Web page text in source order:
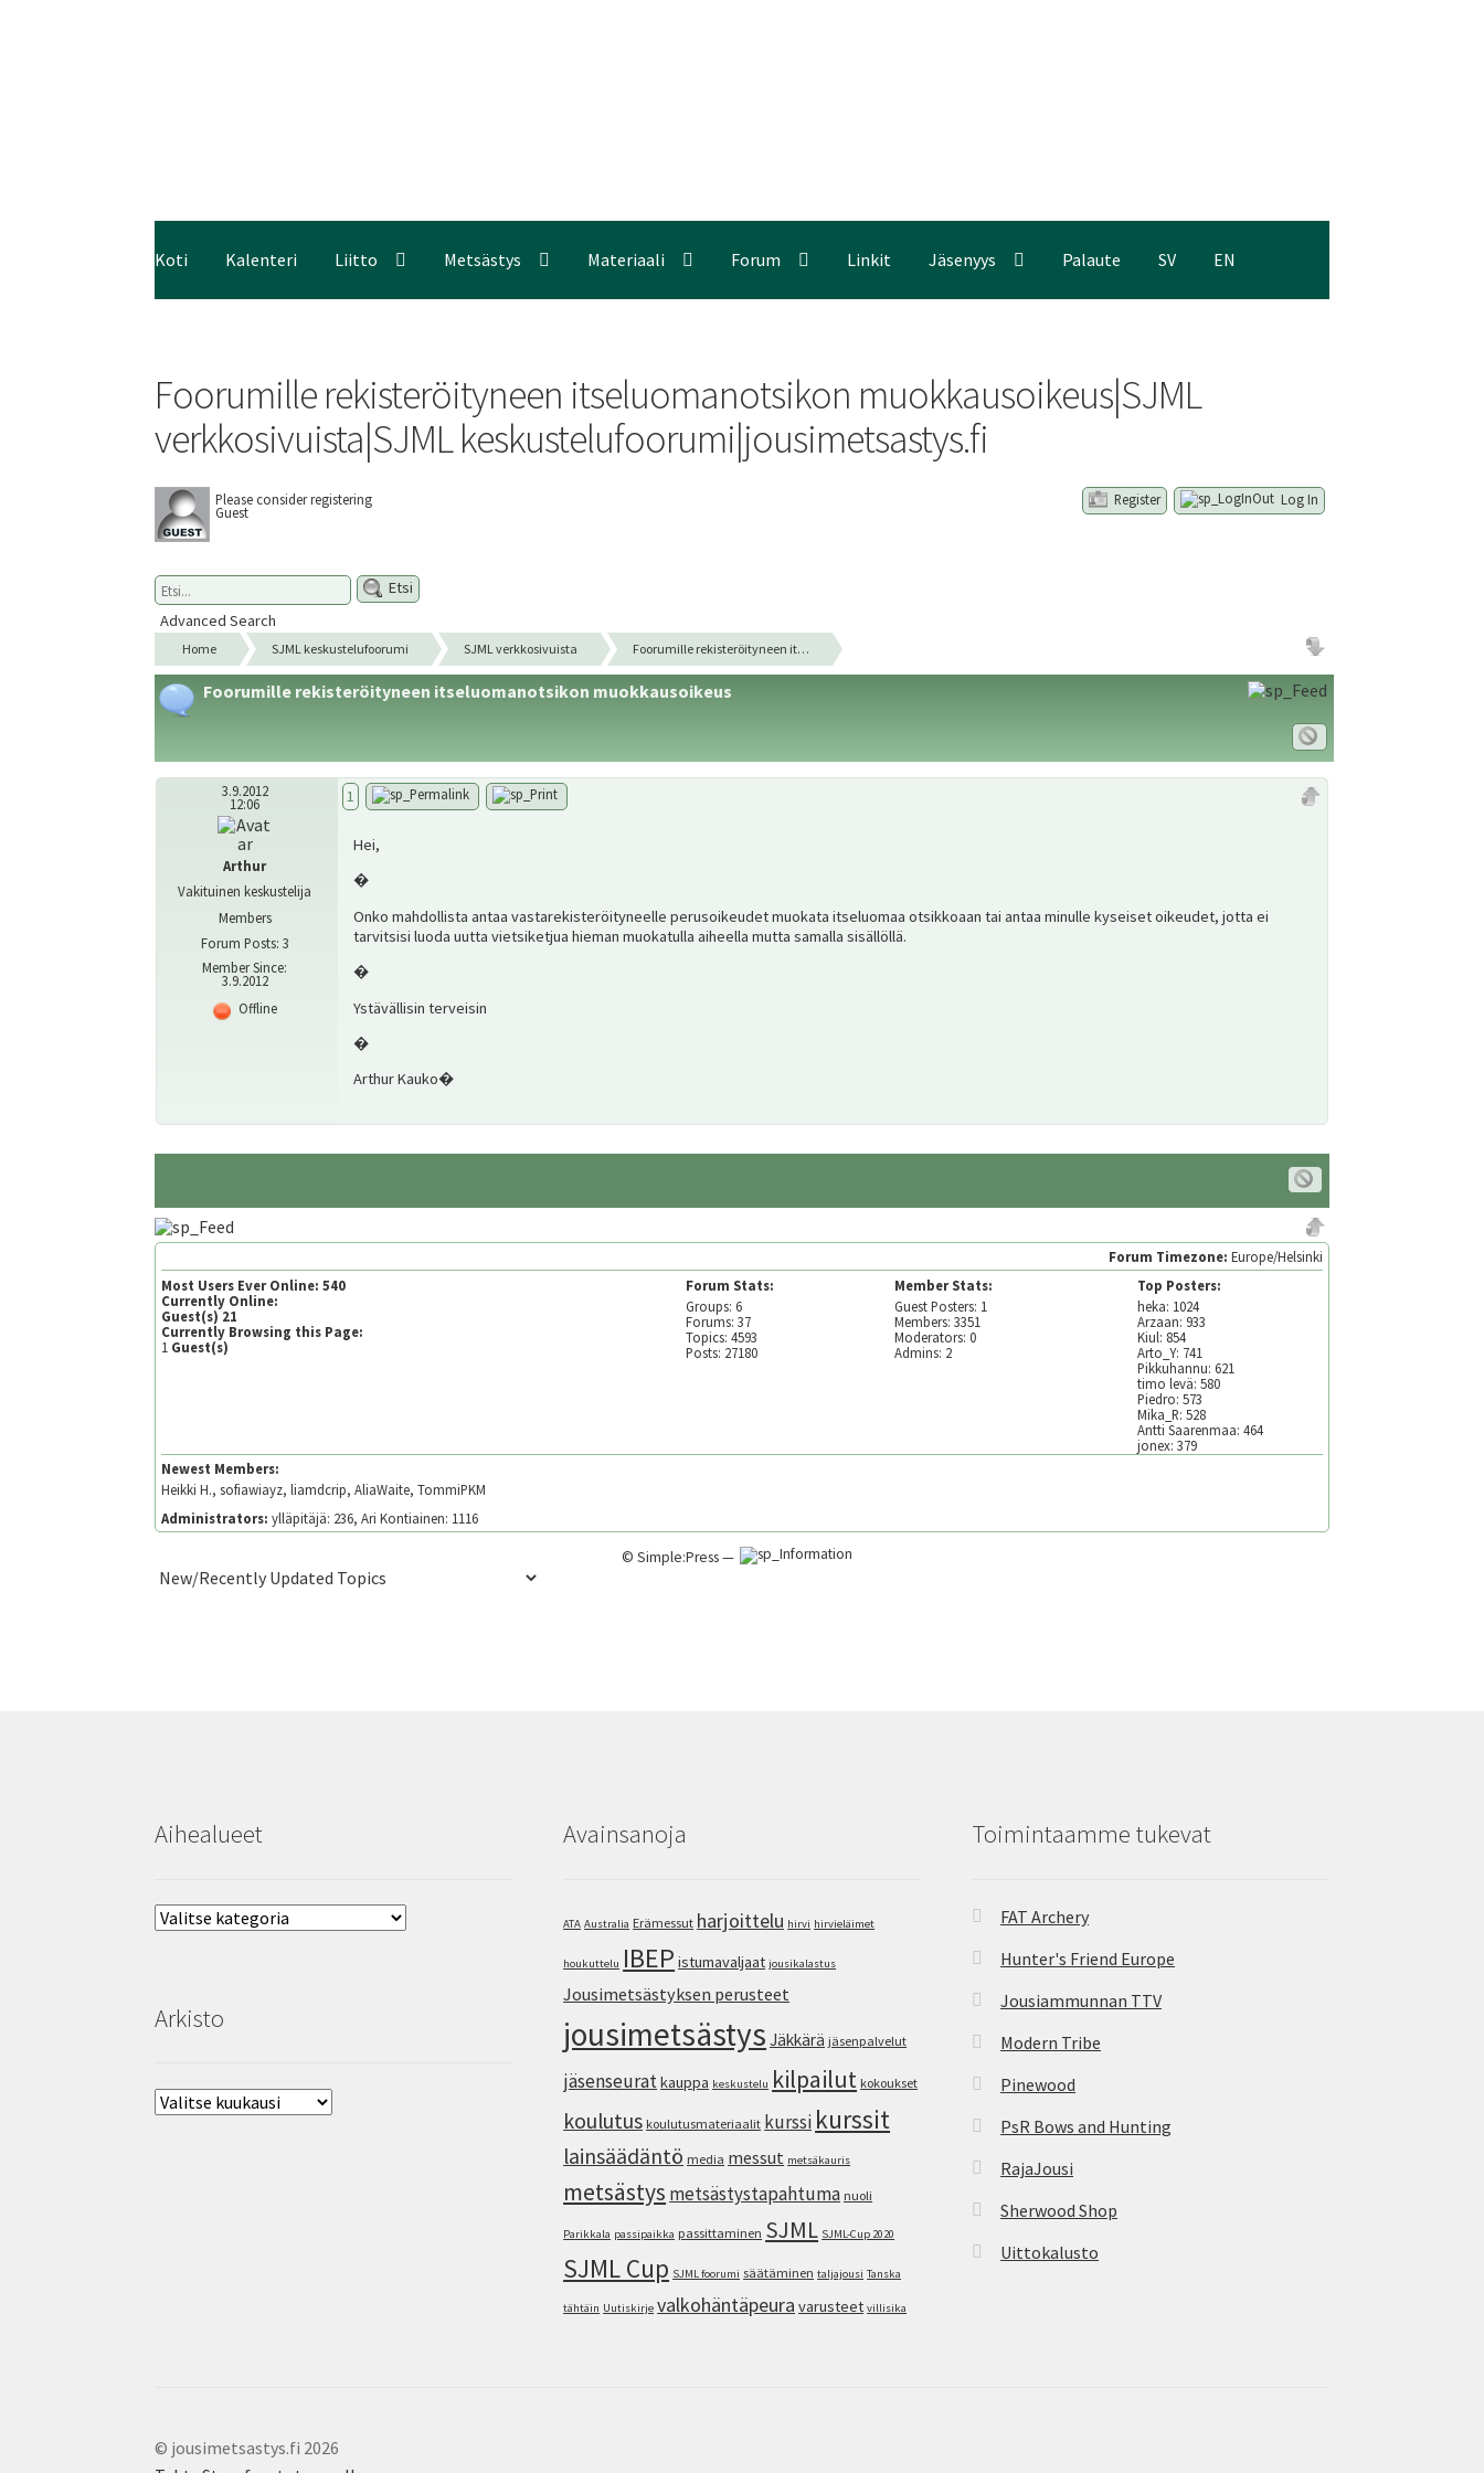
Koti Kalenteri Liitto Metsästys Materiaali Forum Linkit Jäsenyys Palaute SV EN
Foorumille rekisteröityneen itseluomanotsikon muokkausoikeus|SJML
verkkosivuista|SJML keskustelufoorumi|jousimetsastys.fi
Please consider registering
Guest
Log In
Register
Etsi
Advanced Search
Home SJML keskustelufoorumi SJML verkkosivuista Foorumille rekisteröityneen it…
Foorumille rekisteröityneen itseluomanotsikon muokkausoikeus
3.9.2012
12:06
Arthur
Vakituinen keskustelija
Members
Forum Posts: 3
Member Since:
3.9.2012
Offline
1
Hei,
�
Onko mahdollista antaa vastarekisteröityneelle perusoikeudet muokata itseluomaa otsikkoaan tai antaa minulle kyseiset oikeudet, jotta ei
tarvitsisi luoda uutta vietsiketjua hieman muokatulla aiheella mutta samalla sisällöllä.
�
Ystävällisin terveisin
�
Arthur Kauko�
Forum Timezone: Europe/Helsinki
Most Users Ever Online:540
Currently Online:
Guest(s) 21
Currently Browsing this Page:
1 Guest(s)
Top Posters:
heka: 1024
Arzaan: 933
Kiul: 854
Arto_Y: 741
Pikkuhannu: 621
timo levä: 580
Piedro: 573
Mika_R: 528
Antti Saarenmaa: 464
jonex: 379
Member Stats:
Guest Posters: 1
Members: 3351
Moderators: 0
Admins: 2
Forum Stats:
Groups: 6
Forums: 37
Topics: 4593
Posts: 27180
Newest Members:
Heikki H., sofiawiayz, liamdcrip, AliaWaite, TommiPKM
Administrators:ylläpitäjä: 236, Ari Kontiainen: 1116
© Simple:Press—
Aihealueet
Aihealueet
Arkisto
Arkisto
Avainsanoja
ATA Australia Erämessut harjoittelu hirvi hirvieläimet
houkuttelu IBEP istumavaljaat jousikalastus
Jousimetsästyksen perusteet
jousimetsästys Jäkkärä jäsenpalvelut
jäsenseuratkauppa keskustelu kilpailut kokoukset
koulutus koulutusmateriaalit kurssi kurssit
lainsäädäntö media messut metsäkauris
metsästys metsästystapahtuma nuoli
Parikkala passipaikka passittaminen SJML SJML-Cup 2020
SJML Cup SJML foorumi säätäminen taljajousi Tanska
tähtäin Uutiskirje valkohäntäpeura varusteet villisika
Toimintaamme tukevat
FAT Archery
Hunter's Friend Europe
Jousiammunnan TTV
Modern Tribe
Pinewood
PsR Bows and Hunting
RajaJousi
Sherwood Shop
Uittokalusto
© jousimetsastys.fi 2026